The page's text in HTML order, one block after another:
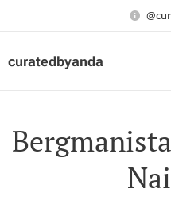
curatedbyanda